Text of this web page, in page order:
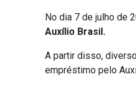
No dia 7 de julho de
Auxílio Brasil.
A partir disso,
empréstimo pelo